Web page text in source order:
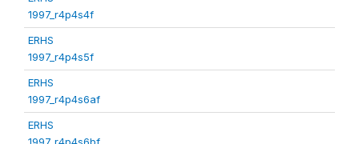
1997_r4p4s4f
ERHS
1997_r4p4s5f
ERHS
1997_r4p4s6af
ERHS
1997_r4p4s6bf